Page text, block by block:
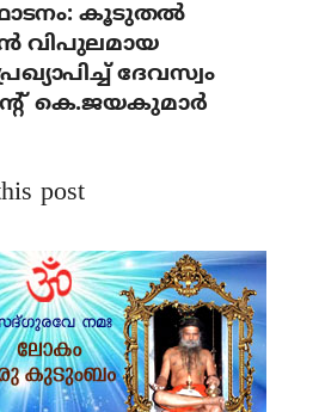
കൂടുതല്‍
വിപുലമായ
ദേവസ്വം
കെ.ജയകുമാര്‍
post